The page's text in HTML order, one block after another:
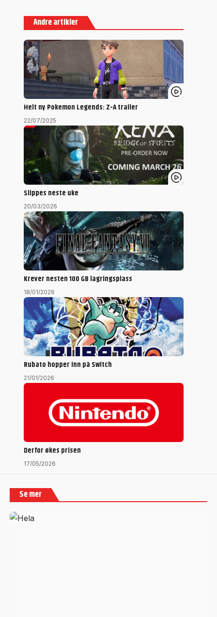
Andre artikler
Helt ny Pokemon Legends: Z-A trailer
22/07/2025
Slippes neste uke
20/03/2026
Krever nesten 100 GB lagringsplass
18/01/2026
Rubato hopper inn på Switch
21/01/2026
Derfor økes prisen
17/05/2026
Se mer